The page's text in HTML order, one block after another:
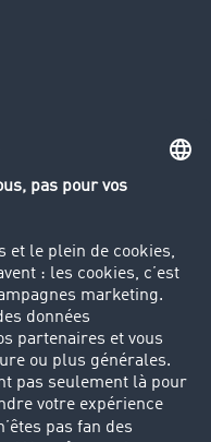
lourds